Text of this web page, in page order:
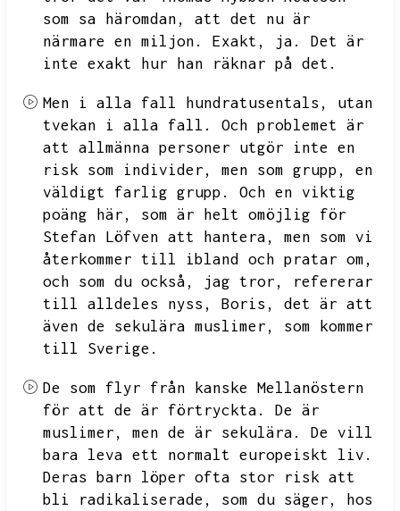
som sa häromdan,
att det nu är
närmare en miljon.
Exakt, ja.
Det är
inte exakt hur han räknar på det.
Men i alla fall hundratusentals,
utan
tvekan i alla fall.
Och problemet är
att allmänna personer utgör inte en
risk som individer,
men som grupp,
en
väldigt farlig grupp.
Och en viktig
poäng här,
som är helt omöjlig för
Stefan Löfven att hantera,
men som vi
återkommer till ibland och pratar om,
och som du också,
jag tror,
refererar
till alldeles nyss,
Boris,
det är att
även de sekulära muslimer,
som kommer
till Sverige.
De som flyr från kanske Mellanöstern
för att de är förtryckta.
De är
muslimer,
men de är sekulära.
De vill
bara leva ett normalt europeiskt liv.
Deras barn löper ofta stor risk att
bli radikaliserade,
som du säger,
hos